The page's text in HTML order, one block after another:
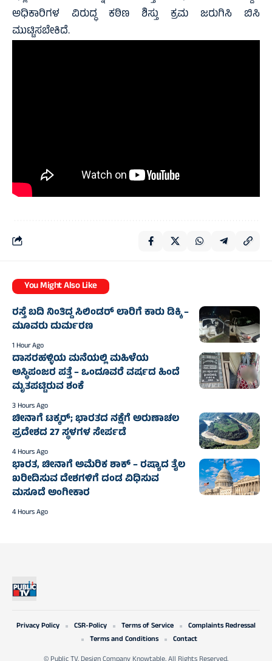
ಅಧಿಕಾರಿಗಳ ವಿರುದ್ಧ ಕಠಿಣ ಶಿಸ್ತು ಕ್ರಮ ಜರುಗಿಸಿ ಬಿಸಿ
ಮುಟ್ಟಿಸಬೇಕಿದೆ.
You Might Also Like
ರಸ್ತೆ ಬದಿ ನಿಂತಿದ್ದ ಸಿಲಿಂಡರ್ ಲಾರಿಗೆ ಕಾರು ಡಿಕ್ಕಿ –
ಮೂವರು ದುರ್ಮರಣ
1 Hour Ago
ದಾಸರಹಳ್ಳಿಯ ಮನೆಯಲ್ಲಿ ಮಹಿಳೆಯ
ಅಸ್ಥಿಪಂಜರ ಪತ್ತೆ – ಒಂದೂವರೆ ವರ್ಷದ ಹಿಂದೆ
ಮೃತಪಟ್ಟಿರುವ ಶಂಕೆ
3 Hours Ago
ಚೀನಾಗೆ ಟಕ್ಕರ್‌; ಭಾರತದ ನಕ್ಷೆಗೆ ಅರುಣಾಚಲ
ಪ್ರದೇಶದ 27 ಸ್ಥಳಗಳ ಸೇರ್ಪಡೆ
4 Hours Ago
ಭಾರತ, ಚೀನಾಗೆ ಅಮೆರಿಕ ಶಾಕ್‌ – ರಷ್ಯಾದ ತೈಲ
ಖರೀದಿಸುವ ದೇಶಗಳಿಗೆ ದಂಡ ವಿಧಿಸುವ
ಮಸೂದೆ ಅಂಗೀಕಾರ
4 Hours Ago
Privacy Policy CSR-Policy Terms of Service
Complaints Redressal
Terms and Conditions
Contact